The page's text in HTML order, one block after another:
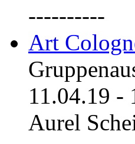
----------
Art
11.04.19 -
Aurel